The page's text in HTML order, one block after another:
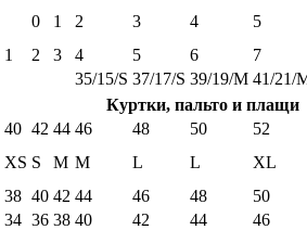
0 1 2 3 4
5
1 2 3 4 5 6
7
35/15/S 37/17/S 39/19/M 41/21/
Куртки, пальто и плащи
40 42 44 46 48 50
52
XS S M M L L
XL
38 40 42 44 46 48
50
34 36 38 40 42 44
46